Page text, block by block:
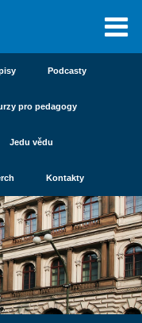
Podcasty
pro pedagogy
Jedu vědu
Kontakty